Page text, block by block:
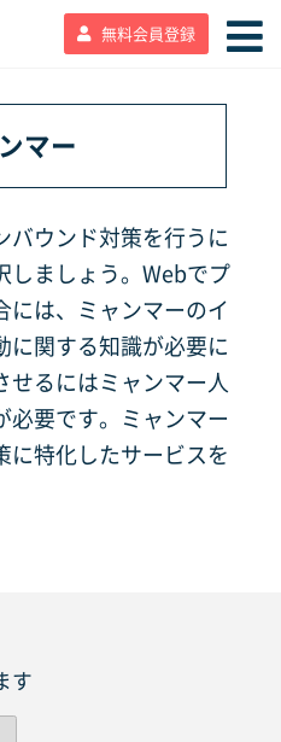
無料会員登録
マー
バウンド対策を行うに
しましょう。Webでプ
には、ミャンマーのイ
に関する知識が必要に
せるにはミャンマー人
必要です。ミャンマー
に特化したサービスを
す